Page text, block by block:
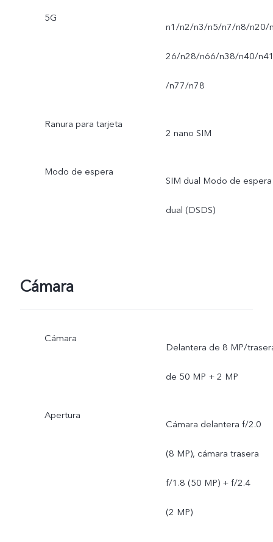
5G
n1/n2/n3/n5/n7/n8/n20/
26/n28/n66/n38/n40/
/n77/n78
Ranura para tarjeta
2 nano SIM
Modo de espera
SIM dual Modo de espera
dual (DSDS)
Cámara
Cámara
Delantera de 8 MP/
de 50 MP + 2 MP
Apertura
Cámara delantera f/2.0
(8 MP), cámara trasera
f/1.8 (50 MP) + f/2.4
(2 MP)